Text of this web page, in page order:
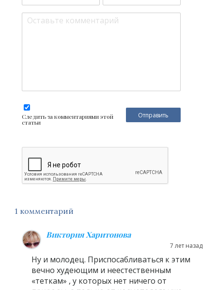
Следить за комментариями этой
статьи
1 комментарий
Виктория Харитонова
7 лет назад
Ну и молодец. Приспосабливаться к этим
вечно худеющим и неестественным
«теткам» , у которых нет ничего от